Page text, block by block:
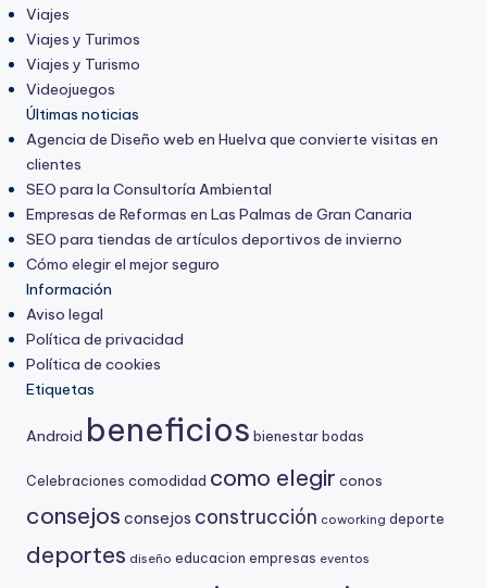
Viajes
Viajes y Turimos
Viajes y Turismo
Videojuegos
Últimas noticias
Agencia de Diseño web en Huelva que convierte visitas en
clientes
SEO para la Consultoría Ambiental
Empresas de Reformas en Las Palmas de Gran Canaria
SEO para tiendas de artículos deportivos de invierno
Cómo elegir el mejor seguro
Información
Aviso legal
Política de privacidad
Política de cookies
Etiquetas
Android beneficios bienestar bodas
Celebraciones comodidad como elegir conos
consejos consejos construcción coworking deporte
deportes diseño educacion empresas eventos